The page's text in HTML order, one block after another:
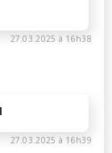
27.03.2025 à 16h38
27.03.2025 à 16h39